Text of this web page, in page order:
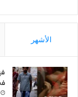
الأشهر